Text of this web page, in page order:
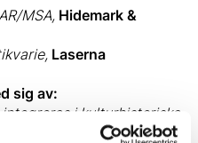
MSA, Hidemark &
Laserna
sig av:
i kulturhistoriska
kräver noggranna